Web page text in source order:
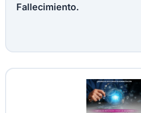
Fallecimiento.